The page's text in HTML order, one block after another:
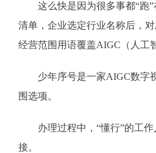
这么快是因为很多事都“跑”
清单，企业选定行业名称后，
经营范围用语覆盖AIGC（人工
少年序号是一家AIGC数字视
围选项。
办理过程中，“懂行”的工作
接。